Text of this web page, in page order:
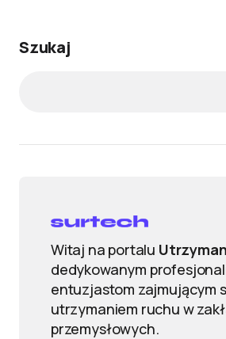
Szukaj
Witaj na portalu
dedykowanym
entuzjastom zajmującym
utrzymaniem ruchu w
przemysłowych.